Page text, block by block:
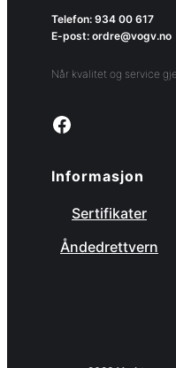
Telefon: 934 00 617
E-post: ordre@vogv.no
Når kvalitet og service
Link to facebook page
Informasjon
Sertifikater
Åndedrettvern